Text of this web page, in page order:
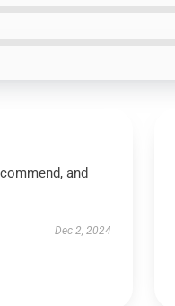
and
Dec 2, 2024